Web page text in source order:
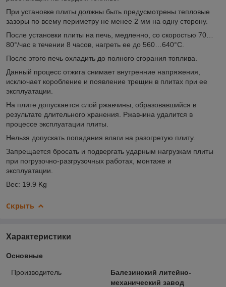
При установке плиты должны быть предусмотрены тепловые
зазоры по всему периметру не менее 2 мм на одну сторону.
После установки плиты на печь, медленно, со скоростью 70…
80°/час в течении 8 часов, нагреть ее до 560…640°С.
После этого печь охладить до полного сгорания топлива.
Данный процесс отжига снимает внутренние напряжения,
исключает коробление и появление трещин в плитах при ее
эксплуатации.
На плите допускается слой ржавчины, образовавшийся в
результате длительного хранения. Ржавчина удалится в
процессе эксплуатации плиты.
Нельзя допускать попадания влаги на разогретую плиту.
Запрещается бросать и подвергать ударным нагрузкам плиты
при погрузочно-разгрузочных работах, монтаже и
эксплуатации.
Вес: 19.9 Kg
Скрыть
Характеристики
Основные
Производитель
Балезинский литейно-
механический завод